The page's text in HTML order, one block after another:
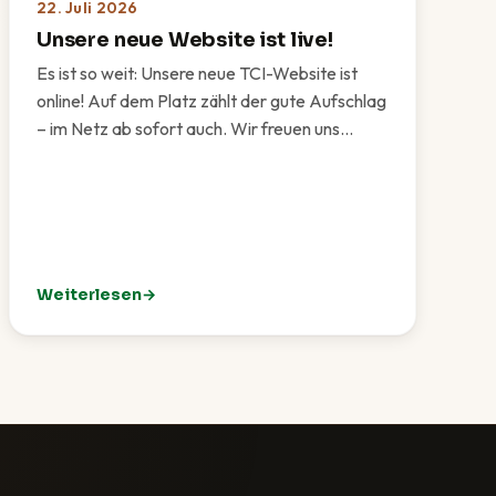
für unsere Vereinsgemeinschaft
22. Juli 2026
Unsere neue Website ist live!
Es ist so weit: Unsere neue TCI-Website ist
online! Auf dem Platz zählt der gute Aufschlag
– im Netz ab sofort auch. Wir freuen uns…
Weiterlesen
: Unsere neue Website ist live!